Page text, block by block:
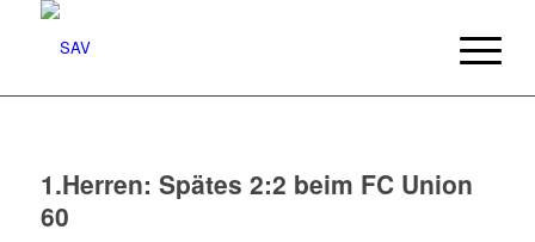
1.Herren: Spätes 2:2 beim FC Union
60